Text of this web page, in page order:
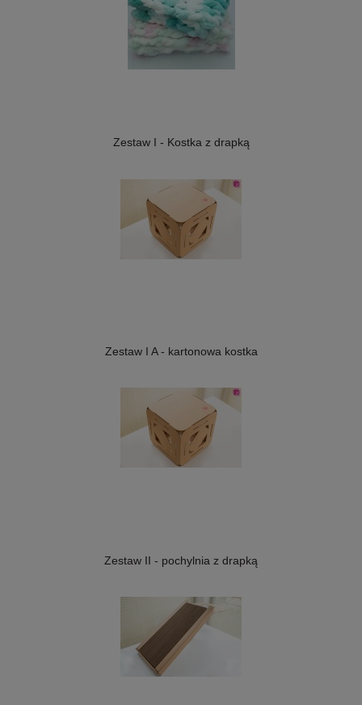
Zestaw I - Kostka z drapką
Zestaw I A - kartonowa kostka
Zestaw II - pochylnia z drapką